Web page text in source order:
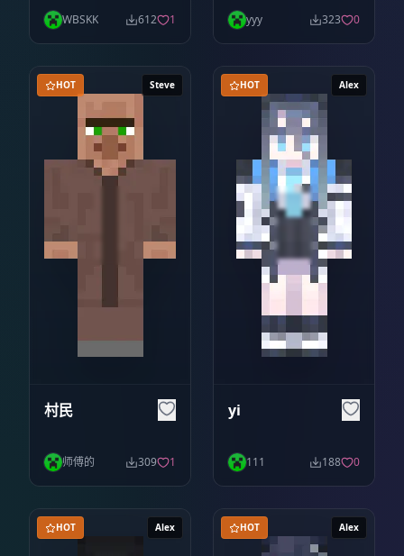
茜）WBSKK 612 1 yyy 323 0
Steve
HOT
村民
师傅的 309 1
Alex
HOT
yi
111 188 0
Alex
HOT Alex
HOT